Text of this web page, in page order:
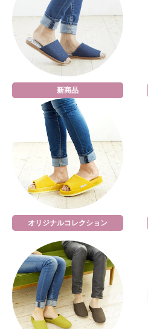
新商品
オリジナルコレクション